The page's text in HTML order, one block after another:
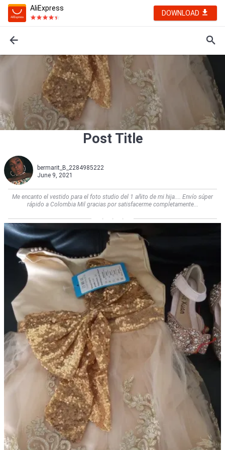
AliExpress
DOWNLOAD
Post Title
bermarit_B_2284985222
June 9, 2021
Me encanto el vestido para el foto studio del 1 añito de mi hija.... Envío súper
rápido a Colombia Mil gracias por satisfacerme completamente...